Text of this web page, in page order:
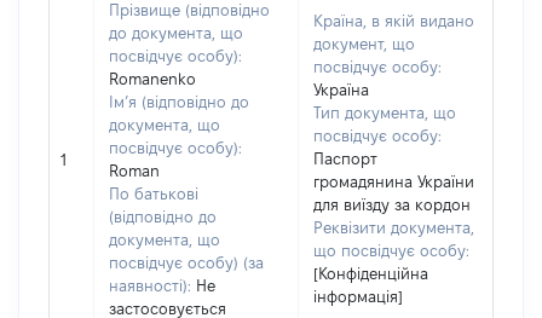
1
Прізвище (відповідно
до документа, що
посвідчує особу):
Romanenko
Ім’я (відповідно до
документа, що
посвідчує особу):
Roman
По батькові
(відповідно до
документа, що
посвідчує особу) (за
наявності): Не
застосовується
Країна, в якій видано
документ, що
посвідчує особу:
Україна
Тип документа, що
посвідчує особу:
Паспорт
громадянина України
для виїзду за кордон
Реквізити документа,
що посвідчує особу:
[Конфіденційна
інформація]